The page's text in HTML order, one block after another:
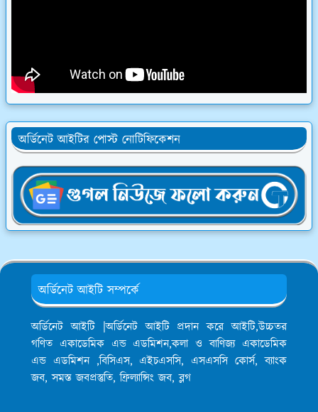
অর্ডিনেট আইটির পোস্ট নোটিফিকেশন
অর্ডিনেট আইটি সম্পর্কে
অর্ডিনেট আইটি |অর্ডিনেট আইটি প্রদান করে আইটি,উচ্চতর
গণিত একাডেমিক এন্ড এডমিশন,কলা ও বাণিজ্য একাডেমিক
এন্ড এডমিশন ,বিসিএস, এইচএসসি, এসএসসি কোর্স, ব্যাংক
জব, সমস্ত জবপ্রস্তুতি, ফ্রিল্যান্সিং জব, ব্লগ